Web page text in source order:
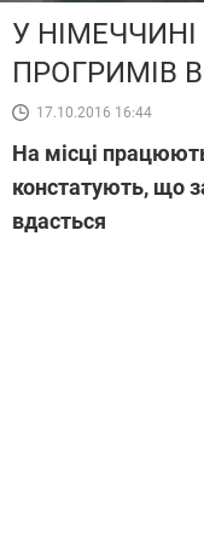
У
ПРОГРИМІВ
17.10.2016 16:44
На місці
констатують, що
вдасться